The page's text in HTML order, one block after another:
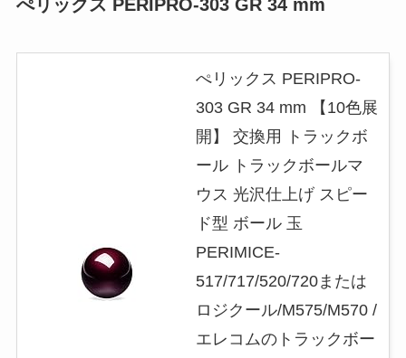
ぺリックス PERIPRO-303 GR 34 mm
ぺリックス PERIPRO-
303 GR 34 mm 【10色展
開】 交換用 トラックボ
ール トラックボールマ
ウス 光沢仕上げ スピー
ド型 ボール 玉
PERIMICE-
517/717/520/720または
ロジクール/M575/M570 /
エレコムのトラックボー